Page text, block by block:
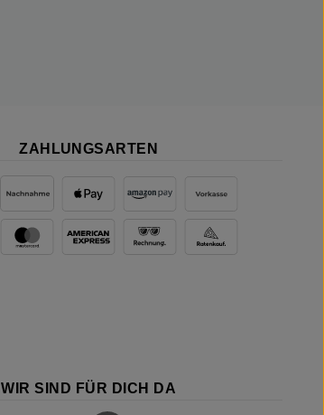
ZAHLUNGSARTEN
WIR SIND FÜR DICH DA